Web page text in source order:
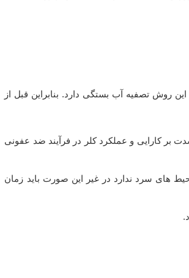
روش تصفیه آب بستگی دارد. بنابراین قبل از
بر کارایی و عملکرد کلر در فرآیند ضد عفونی
های سرد ندارد در غیر این صورت باید زمان